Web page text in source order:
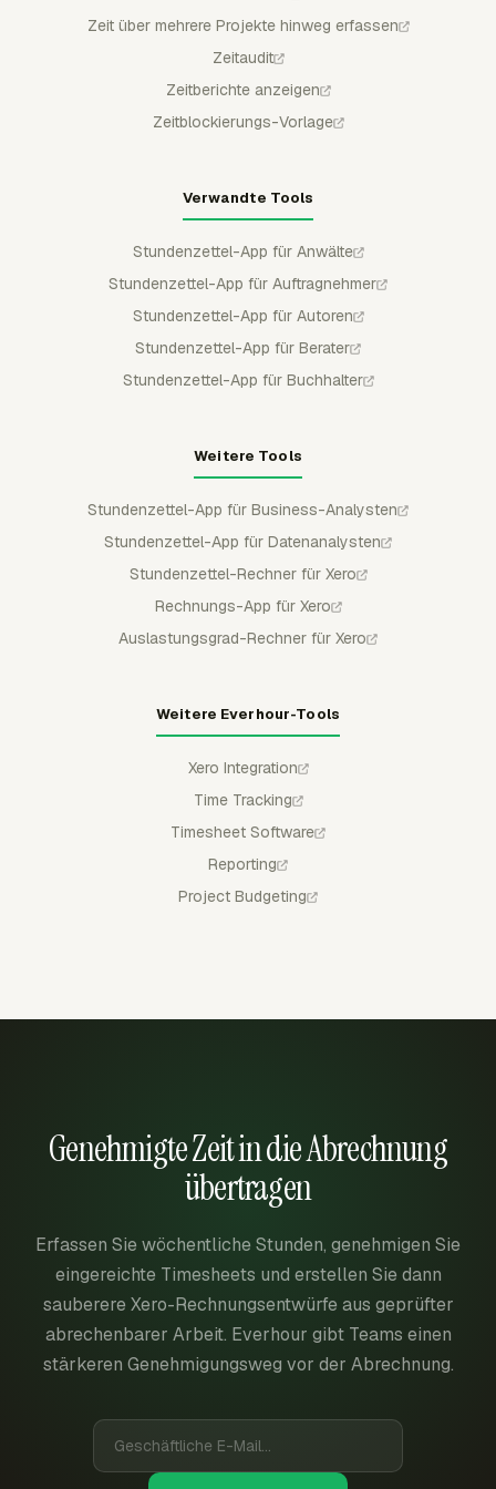
Zeit über mehrere Projekte hinweg erfassen
Zeitaudit
Zeitberichte anzeigen
Zeitblockierungs-Vorlage
Verwandte Tools
Stundenzettel-App für Anwälte
Stundenzettel-App für Auftragnehmer
Stundenzettel-App für Autoren
Stundenzettel-App für Berater
Stundenzettel-App für Buchhalter
Weitere Tools
Stundenzettel-App für Business-Analysten
Stundenzettel-App für Datenanalysten
Stundenzettel-Rechner für Xero
Rechnungs-App für Xero
Auslastungsgrad-Rechner für Xero
Weitere Everhour-Tools
Xero Integration
Time Tracking
Timesheet Software
Reporting
Project Budgeting
Genehmigte Zeit in die Abrechnung
übertragen
Erfassen Sie wöchentliche Stunden, genehmigen Sie
eingereichte Timesheets und erstellen Sie dann
sauberere Xero-Rechnungsentwürfe aus geprüfter
abrechenbarer Arbeit. Everhour gibt Teams einen
stärkeren Genehmigungsweg vor der Abrechnung.